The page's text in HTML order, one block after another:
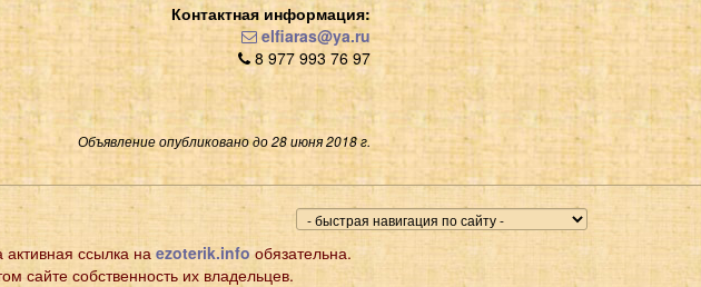
Контактная информация:
elfiaras@ya.ru
8 977 993 76 97
Объявление опубликовано до 28 июня 2018 г.
ссылка на ezoterik.infoобязательна.
сайте собственность их владельцев.